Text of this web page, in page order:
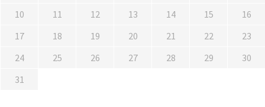
10
11 12 13 14 15
16
17
18 19 20 21 22
23
24
25 26 27 28 29
30
31